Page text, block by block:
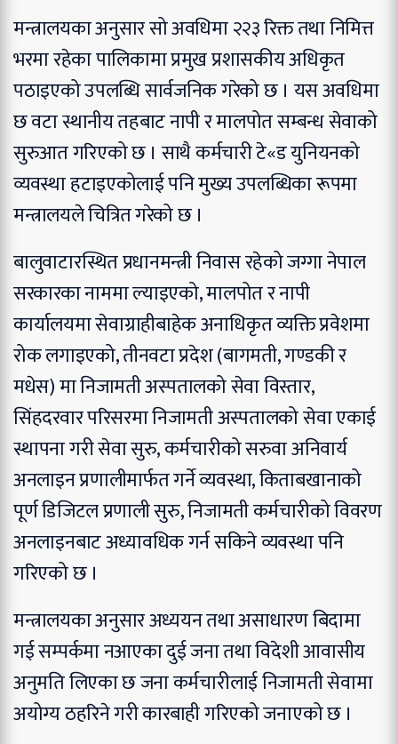
मन्त्रालयका अनुसार सो अवधिमा २२३ रिक्त तथा निमित्त
भरमा रहेका पालिकामा प्रमुख प्रशासकीय अधिकृत
पठाइएको उपलब्धि सार्वजनिक गरेको छ । यस अवधिमा
छ वटा स्थानीय तहबाट नापी र मालपोत सम्बन्ध सेवाको
सुरुआत गरिएको छ । साथै कर्मचारी टे«ड युनियनको
व्यवस्था हटाइएकोलाई पनि मुख्य उपलब्धिका रूपमा
मन्त्रालयले चित्रित गरेको छ ।
बालुवाटारस्थित प्रधानमन्त्री निवास रहेको जग्गा नेपाल
सरकारका नाममा ल्याइएको, मालपोत र नापी
कार्यालयमा सेवाग्राहीबाहेक अनाधिकृत व्यक्ति प्रवेशमा
रोक लगाइएको, तीनवटा प्रदेश (बागमती, गण्डकी र
मधेस) मा निजामती अस्पतालको सेवा विस्तार,
सिंहदरवार परिसरमा निजामती अस्पतालको सेवा एकाई
स्थापना गरी सेवा सुरु, कर्मचारीको सरुवा अनिवार्य
अनलाइन प्रणालीमार्फत गर्ने व्यवस्था, किताबखानाको
पूर्ण डिजिटल प्रणाली सुरु, निजामती कर्मचारीको विवरण
अनलाइनबाट अध्यावधिक गर्न सकिने व्यवस्था पनि
गरिएको छ ।
मन्त्रालयका अनुसार अध्ययन तथा असाधारण बिदामा
गई सम्पर्कमा नआएका दुई जना तथा विदेशी आवासीय
अनुमति लिएका छ जना कर्मचारीलाई निजामती सेवामा
अयोग्य ठहरिने गरी कारबाही गरिएको जनाएको छ ।